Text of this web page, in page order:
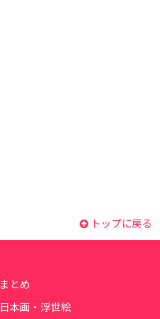
トップに戻る
まとめ
日本画・浮世絵